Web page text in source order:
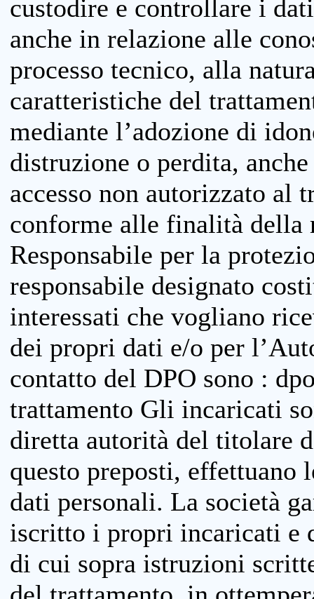
custodire e controllare i
anche in relazione alle
processo tecnico, alla
caratteristiche del
mediante l’adozione di
distruzione o perdita,
accesso non autorizzato al
conforme alle finalità della
Responsabile per la
responsabile designato
interessati che vogliano
dei propri dati e/o per
contatto del DPO sono :
trattamento Gli incaricati
diretta autorità del titolare
questo preposti, effettuano
dati personali. La società
iscritto i propri incaricati e
di cui sopra istruzioni